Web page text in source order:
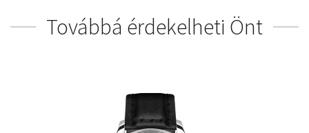
Továbbá érdekelheti Önt